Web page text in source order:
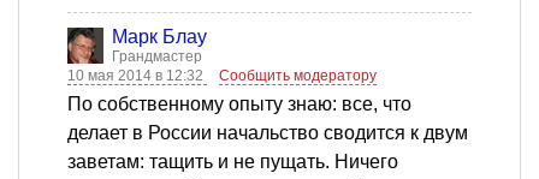
Марк Блау
Грандмастер
10 мая 2014 в 12:32
Сообщить модератору
По собственному опыту знаю: все, что
делает в России начальство сводится к двум
заветам: тащить и не пущать. Ничего